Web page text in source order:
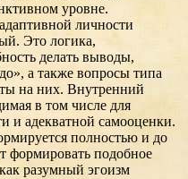
уровне.
личности
Это логика,
делать выводы,
а также вопросы типа
на них. Внутренний
в том числе для
и адекватной самооценки.
полностью и до
формировать подобное
разумный эгоизм